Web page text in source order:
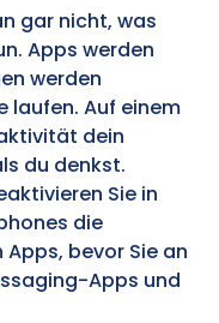
gar nicht, was
Apps werden
werden
laufen. Auf einem
dein
du denkst.
Sie in
die
bevor Sie an
Apps und